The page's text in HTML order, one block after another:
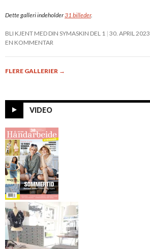
Dette galleri indeholder31 billeder.
BLI KJENT MED DIN SYMASKIN DEL 1 30. APRIL 2023
EN KOMMENTAR
FLERE GALLERIER →
VIDEO
Alt om
Håndarbeide 7-
2014
Mønster til